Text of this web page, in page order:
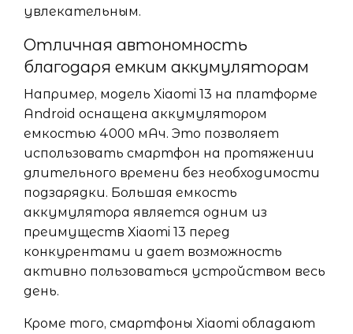
увлекательным.
Отличная автономность
благодаря емким аккумуляторам
Например, модель Xiaomi 13 на платформе
Android оснащена аккумулятором
емкостью 4000 мАч. Это позволяет
использовать смартфон на протяжении
длительного времени без необходимости
подзарядки. Большая емкость
аккумулятора является одним из
преимуществ Xiaomi 13 перед
конкурентами и дает возможность
активно пользоваться устройством весь
день.
Кроме того, смартфоны Xiaomi обладают